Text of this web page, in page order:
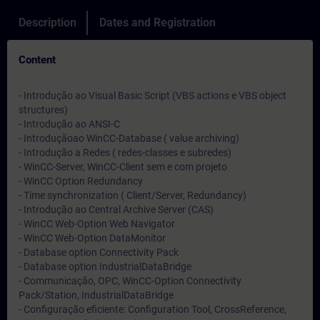
Description Dates and Registration
Content
- Introdução ao Visual Basic Script (VBS actions e VBS object
structures)
- Introdução ao ANSI-C
- Introduçãoao WinCC-Database ( value archiving)
- Introdução a Redes ( redes-classes e subredes)
- WinCC-Server, WinCC-Client sem e com projeto
- WinCC Option Redundancy
- Time synchronization ( Client/Server, Redundancy)
- Introdução ao Central Archive Server (CAS)
- WinCC Web-Option Web Navigator
- WinCC Web-Option DataMonitor
- Database option Connectivity Pack
- Database option IndustrialDataBridge
- Communicação, OPC, WinCC-Option Connectivity
Pack/Station, IndustrialDataBridge
- Configuração eficiente: Configuration Tool, CrossReference,